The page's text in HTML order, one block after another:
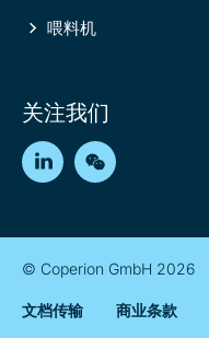
喂料机
关注我们
LinkedIn
© Coperion GmbH 2026
文档传输 商业条款